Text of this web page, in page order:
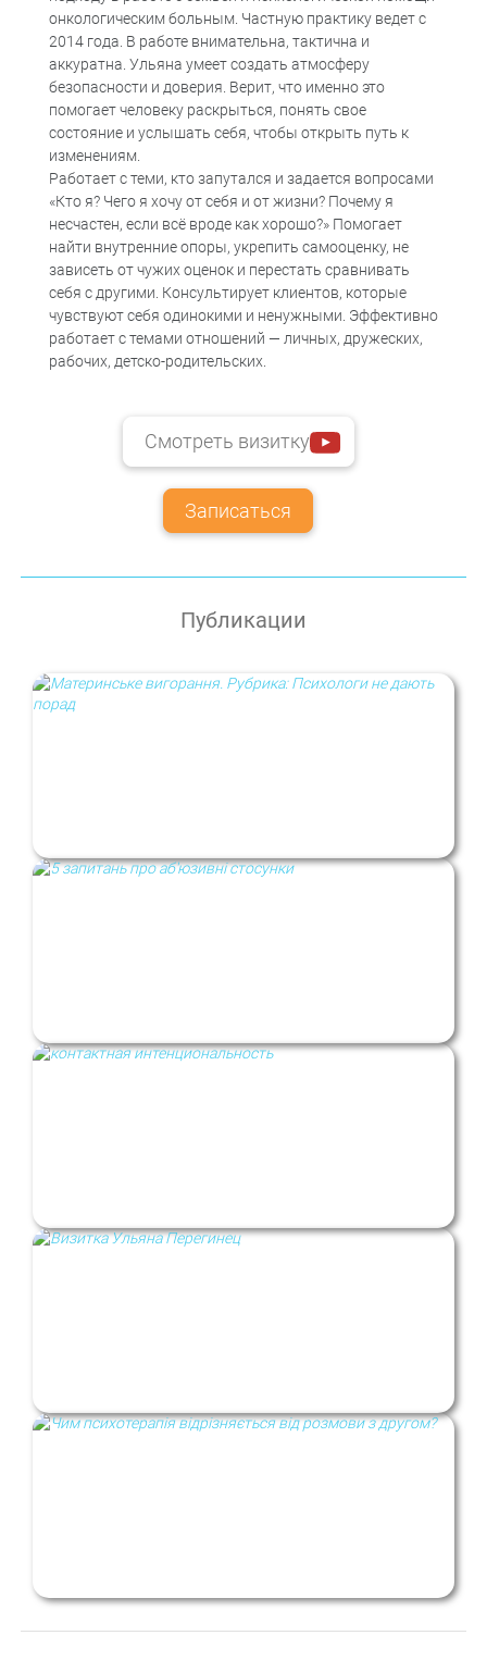
онкологическим больным. Частную практику ведет с
2014 года. В работе внимательна, тактична и
аккуратна. Ульяна умеет создать атмосферу
безопасности и доверия. Верит, что именно это
помогает человеку раскрыться, понять свое
состояние и услышать себя, чтобы открыть путь к
изменениям.
Работает с теми, кто запутался и задается вопросами
«Кто я? Чего я хочу от себя и от жизни? Почему я
несчастен, если всё вроде как хорошо?» Помогает
найти внутренние опоры, укрепить самооценку, не
зависеть от чужих оценок и перестать сравнивать
себя с другими. Консультирует клиентов, которые
чувствуют себя одинокими и ненужными. Эффективно
работает с темами отношений — личных, дружеских,
рабочих, детско-родительских.
Смотреть визитку
Записаться
Публикации